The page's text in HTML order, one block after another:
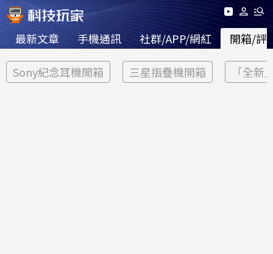
最新文章 手機通訊 社群/APP/網紅 開箱/評
Sony紀念耳機開箱 三星摺疊機開箱 「全新